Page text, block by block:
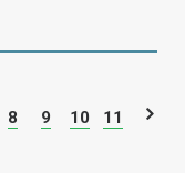
8 9 10
11